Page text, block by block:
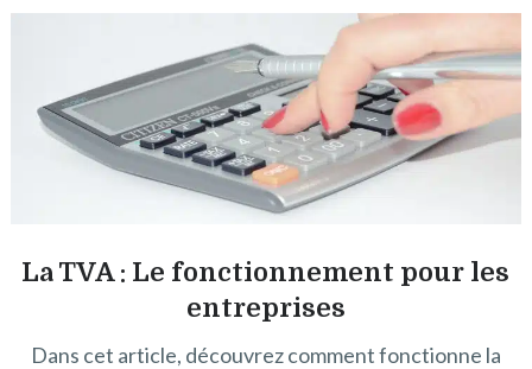
La TVA : Le fonctionnement pour les
entreprises
Dans cet article, découvrez comment fonctionne la